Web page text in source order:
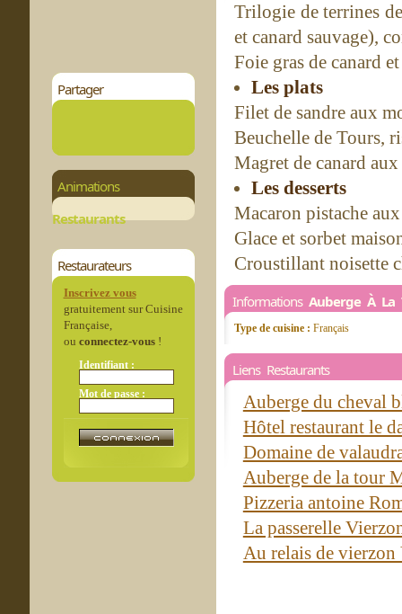
Partager
Animations
Restaurants
Restaurateurs
Inscrivez vous
gratuitement sur Cuisine
Française,
ou connectez-vous!
Identifiant :
Mot de passe :
Trilogie de terrines
et canard sauvage),
Foie gras de canard
Les plats
Filet de sandre aux
Beuchelle de Tours,
Magret de canard
Les desserts
Macaron pistache
Glace et sorbet
Croustillant noisette
Informations Auberge À La
Type de cuisine : Français
Liens Restaurants
Auberge du cheval
Hôtel restaurant le
Domaine de
Auberge de la tour
Pizzeria antoine
La passerelle
Au relais de